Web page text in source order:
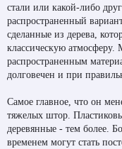
стали или какой-либо
распространенный
сделанные из дерева,
классическую атмосферу.
распространенным
долговечен и при
Самое главное, что он
тяжелых штор.
деревянные - тем более.
временем могут стать